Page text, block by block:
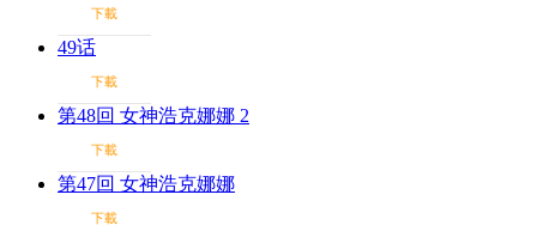
下載
49话
下載
第48回 女神浩克娜娜 2
下載
第47回 女神浩克娜娜
下載